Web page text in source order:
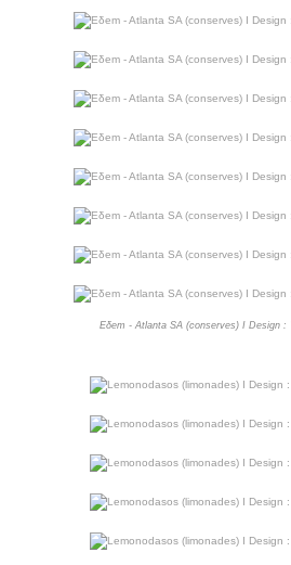
Eδem - Atlanta SA (conserves) I Design